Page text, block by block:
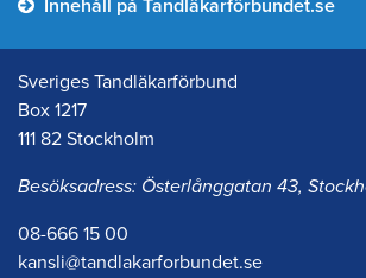
Innehåll på Tandläkarförbundet.se
Sveriges Tandläkarförbund
Box 1217
111 82 Stockholm
Besöksadress: Österlånggatan 43,
08-666 15 00
kansli@tandlakarforbundet.se